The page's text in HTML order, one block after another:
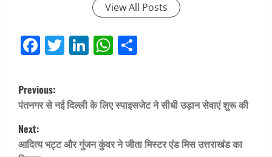
View All Posts
Facebook
Twitter
LinkedIn
WhatsApp
P
o
s
Previous:
पंतनगर से नई दिल्ली के लिए स्पाइसजेट ने सीधी उड़ान सेवाएं शुरू की
Next:
आदित्य भट्ट और गुंजन कुंवर ने जीता मिस्टर एंड मिस उत्तराखंड का